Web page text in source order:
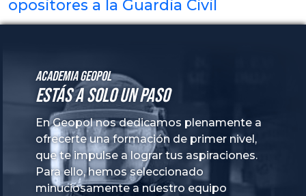
opositores a la Guardia Civil
Academia GeoPol
Estás a solo un paso
En Geopol nos dedicamos plenamente a
ofrecerte una formación de primer nivel,
que te impulse a lograr tus aspiraciones.
Para ello, hemos seleccionado
minuciosamente a nuestro equipo